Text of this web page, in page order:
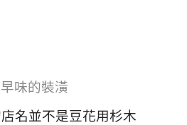
味的裝潢
店名並不是豆花用杉木